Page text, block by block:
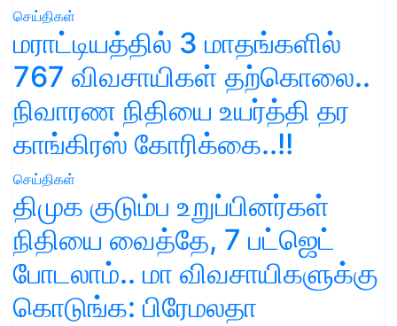
செய்திகள்
மராட்டியத்தில் 3 மாதங்களில்
767 விவசாயிகள் தற்கொலை..
நிவாரண நிதியை உயர்த்தி தர
காங்கிரஸ் கோரிக்கை..!!
செய்திகள்
திமுக குடும்ப உறுப்பினர்கள்
நிதியை வைத்தே, 7 பட்ஜெட்
போடலாம்.. மா விவசாயிகளுக்கு
கொடுங்க: பிரேமலதா